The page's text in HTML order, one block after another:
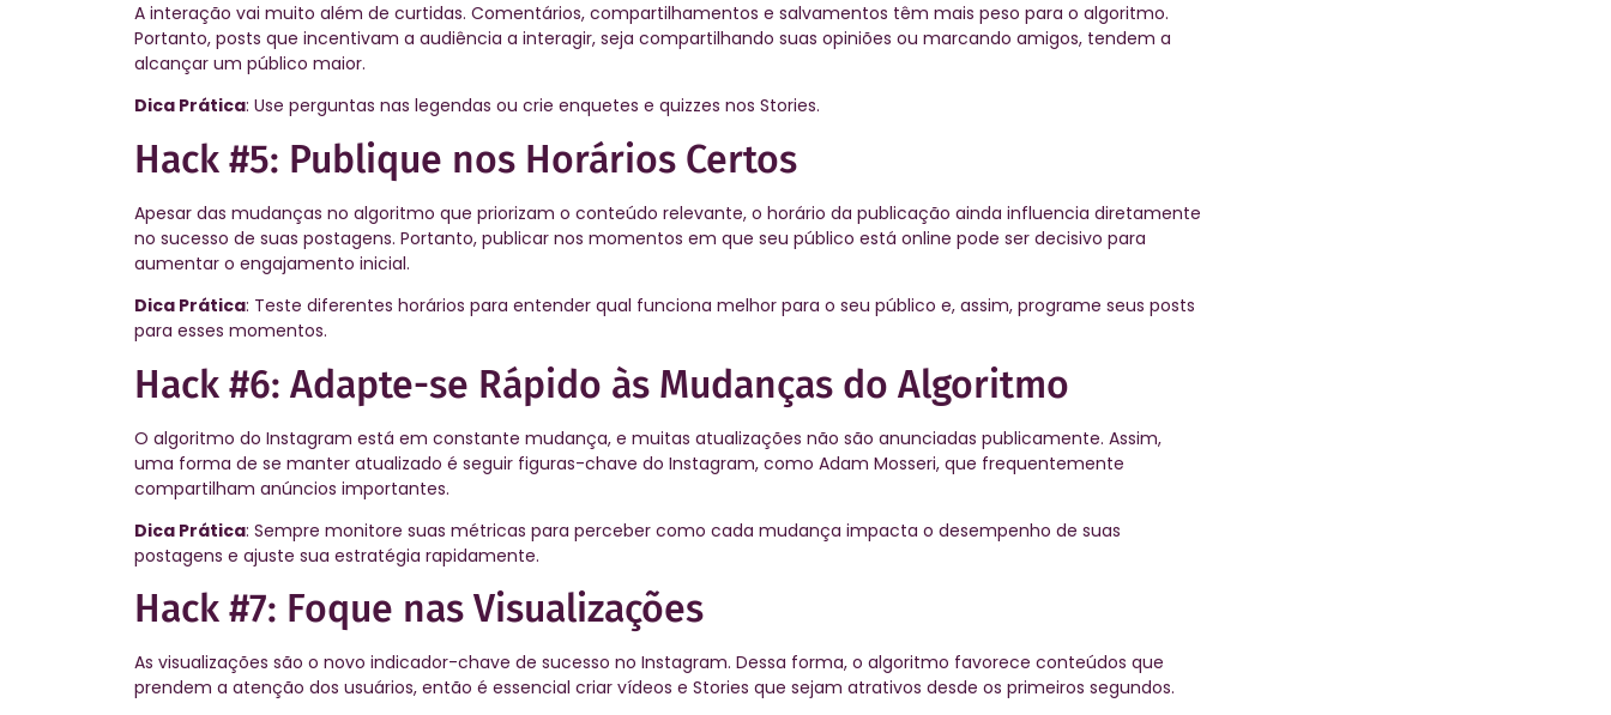
A interação vai muito além de curtidas. Comentários, compartilhamentos e salvamentos têm mais peso para o algoritmo.
Portanto, posts que incentivam a audiência a interagir, seja compartilhando suas opiniões ou marcando amigos, tendem a
alcançar um público maior.
Dica Prática: Use perguntas nas legendas ou crie enquetes e quizzes nos Stories.
Hack #5: Publique nos Horários Certos
Apesar das mudanças no algoritmo que priorizam o conteúdo relevante, o horário da publicação ainda influencia diretamente
no sucesso de suas postagens. Portanto, publicar nos momentos em que seu público está online pode ser decisivo para
aumentar o engajamento inicial.
Dica Prática: Teste diferentes horários para entender qual funciona melhor para o seu público e, assim, programe seus posts
para esses momentos.
Hack #6: Adapte-se Rápido às Mudanças do Algoritmo
O algoritmo do Instagram está em constante mudança, e muitas atualizações não são anunciadas publicamente. Assim,
uma forma de se manter atualizado é seguir figuras-chave do Instagram, como Adam Mosseri, que frequentemente
compartilham anúncios importantes.
Dica Prática: Sempre monitore suas métricas para perceber como cada mudança impacta o desempenho de suas
postagens e ajuste sua estratégia rapidamente.
Hack #7: Foque nas Visualizações
As visualizações são o novo indicador-chave de sucesso no Instagram. Dessa forma, o algoritmo favorece conteúdos que
prendem a atenção dos usuários, então é essencial criar vídeos e Stories que sejam atrativos desde os primeiros segundos.